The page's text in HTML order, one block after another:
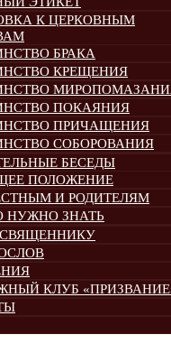
К ЦЕРКОВНЫМ
БРАКА
КРЕЩЕНИЯ
ПОКАЯНИЯ
ПРИЧАЩЕНИЯ
СОБОРОВАНИЯ
БЕСЕДЫ
ПОЛОЖЕНИЕ
И РОДИТЕЛЯМ
НУЖНО ЗНАТЬ
КЛУБ